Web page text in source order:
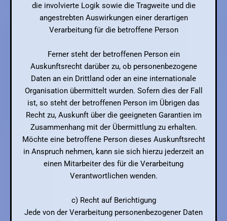
die involvierte Logik sowie die Tragweite und die
angestrebten Auswirkungen einer derartigen
Verarbeitung für die betroffene Person
Ferner steht der betroffenen Person ein
Auskunftsrecht darüber zu, ob personenbezogene
Daten an ein Drittland oder an eine internationale
Organisation übermittelt wurden. Sofern dies der Fall
ist, so steht der betroffenen Person im Übrigen das
Recht zu, Auskunft über die geeigneten Garantien im
Zusammenhang mit der Übermittlung zu erhalten.
Möchte eine betroffene Person dieses Auskunftsrecht
in Anspruch nehmen, kann sie sich hierzu jederzeit an
einen Mitarbeiter des für die Verarbeitung
Verantwortlichen wenden.
c) Recht auf Berichtigung
Jede von der Verarbeitung personenbezogener Daten